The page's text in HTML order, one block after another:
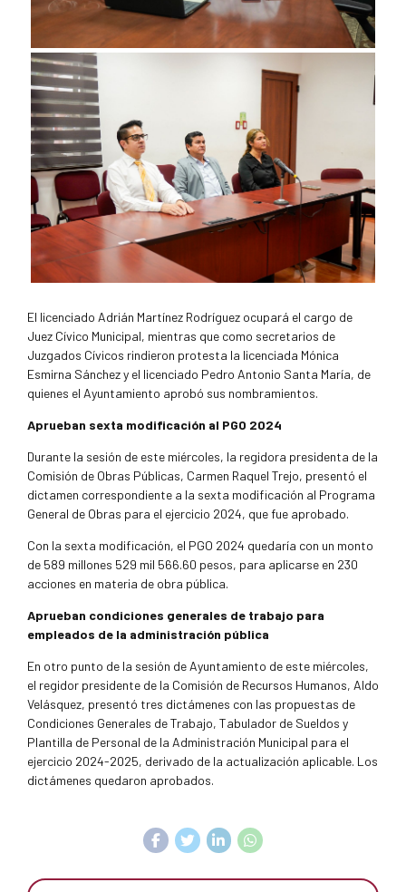
El licenciado Adrián Martínez Rodríguez ocupará el cargo de
Juez Cívico Municipal, mientras que como secretarios de
Juzgados Cívicos rindieron protesta la licenciada Mónica
Esmirna Sánchez y el licenciado Pedro Antonio Santa María, de
quienes el Ayuntamiento aprobó sus nombramientos.
Aprueban sexta modificación al PGO 2024
Durante la sesión de este miércoles, la regidora presidenta de la
Comisión de Obras Públicas, Carmen Raquel Trejo, presentó el
dictamen correspondiente a la sexta modificación al Programa
General de Obras para el ejercicio 2024, que fue aprobado.
Con la sexta modificación, el PGO 2024 quedaría con un monto
de 589 millones 529 mil 566.60 pesos, para aplicarse en 230
acciones en materia de obra pública.
Aprueban condiciones generales de trabajo para
empleados de la administración pública
En otro punto de la sesión de Ayuntamiento de este miércoles,
el regidor presidente de la Comisión de Recursos Humanos, Aldo
Velásquez, presentó tres dictámenes con las propuestas de
Condiciones Generales de Trabajo, Tabulador de Sueldos y
Plantilla de Personal de la Administración Municipal para el
ejercicio 2024-2025, derivado de la actualización aplicable. Los
dictámenes quedaron aprobados.